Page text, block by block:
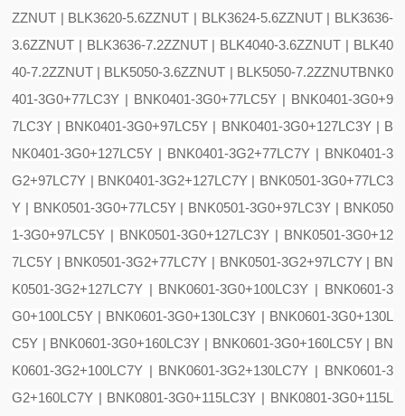
ZZNUT | BLK3620-5.6ZZNUT | BLK3624-5.6ZZNUT | BLK3636-
3.6ZZNUT | BLK3636-7.2ZZNUT | BLK4040-3.6ZZNUT | BLK40
40-7.2ZZNUT | BLK5050-3.6ZZNUT | BLK5050-7.2ZZNUTBNK0
401-3G0+77LC3Y | BNK0401-3G0+77LC5Y | BNK0401-3G0+9
7LC3Y | BNK0401-3G0+97LC5Y | BNK0401-3G0+127LC3Y | B
NK0401-3G0+127LC5Y | BNK0401-3G2+77LC7Y | BNK0401-3
G2+97LC7Y | BNK0401-3G2+127LC7Y | BNK0501-3G0+77LC3
Y | BNK0501-3G0+77LC5Y | BNK0501-3G0+97LC3Y | BNK050
1-3G0+97LC5Y | BNK0501-3G0+127LC3Y | BNK0501-3G0+12
7LC5Y | BNK0501-3G2+77LC7Y | BNK0501-3G2+97LC7Y | BN
K0501-3G2+127LC7Y | BNK0601-3G0+100LC3Y | BNK0601-3
G0+100LC5Y | BNK0601-3G0+130LC3Y | BNK0601-3G0+130L
C5Y | BNK0601-3G0+160LC3Y | BNK0601-3G0+160LC5Y | BN
K0601-3G2+100LC7Y | BNK0601-3G2+130LC7Y | BNK0601-3
G2+160LC7Y | BNK0801-3G0+115LC3Y | BNK0801-3G0+115L